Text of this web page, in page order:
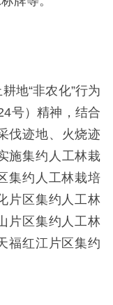
地“非农化”行为
号）精神，结合
伐迹地、火烧迹
施集约人工林栽
集约人工林栽培
片区集约人工林
片区集约人工林
福红江片区集约